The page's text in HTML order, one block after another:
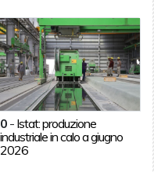
0 - Istat: produzione
industriale in calo a giugno
2026